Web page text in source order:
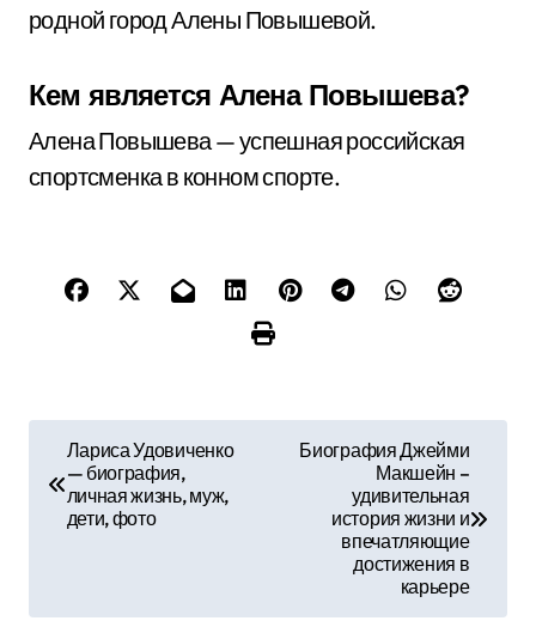
родной город Алены Повышевой.
Кем является Алена Повышева?
Алена Повышева — успешная российская
спортсменка в конном спорте.
Лариса Удовиченко
— биография,
личная жизнь, муж,
дети, фото
Биография Джейми
Макшейн –
удивительная
история жизни и
впечатляющие
достижения в
карьере